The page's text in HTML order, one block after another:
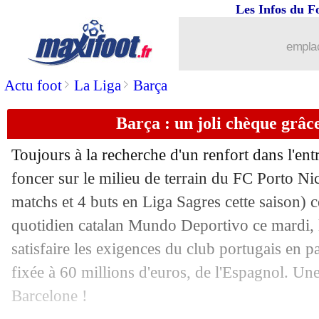
Actu foot> La Liga> Barça
Les Infos du
Barça : un joli chèque
Toujours à la recherche d'un renfort dans
foncer sur le milieu de terrain du FC Porto
matchs et 4 buts en Liga Sagres cette saison)
quotidien catalan Mundo Deportivo ce mardi,
satisfaire les exigences du club portugais en
fixée à 60 millions d'euros, de l'Espagnol.
Barcelone !
Liste des brèves du mer. 25 décembre
24/12 PSG: pourquoi Omar Sy préfère l'OM
: Santamaria sur le départ
24/12 Nantes: des offensives attendues
24/12 Lens: le jeune Bulatovic en approche
24/12 Tottenham : Postecoglou attend des
24/12 Bilbao: le Bayern piste aussi N.
24/12 Montpellier